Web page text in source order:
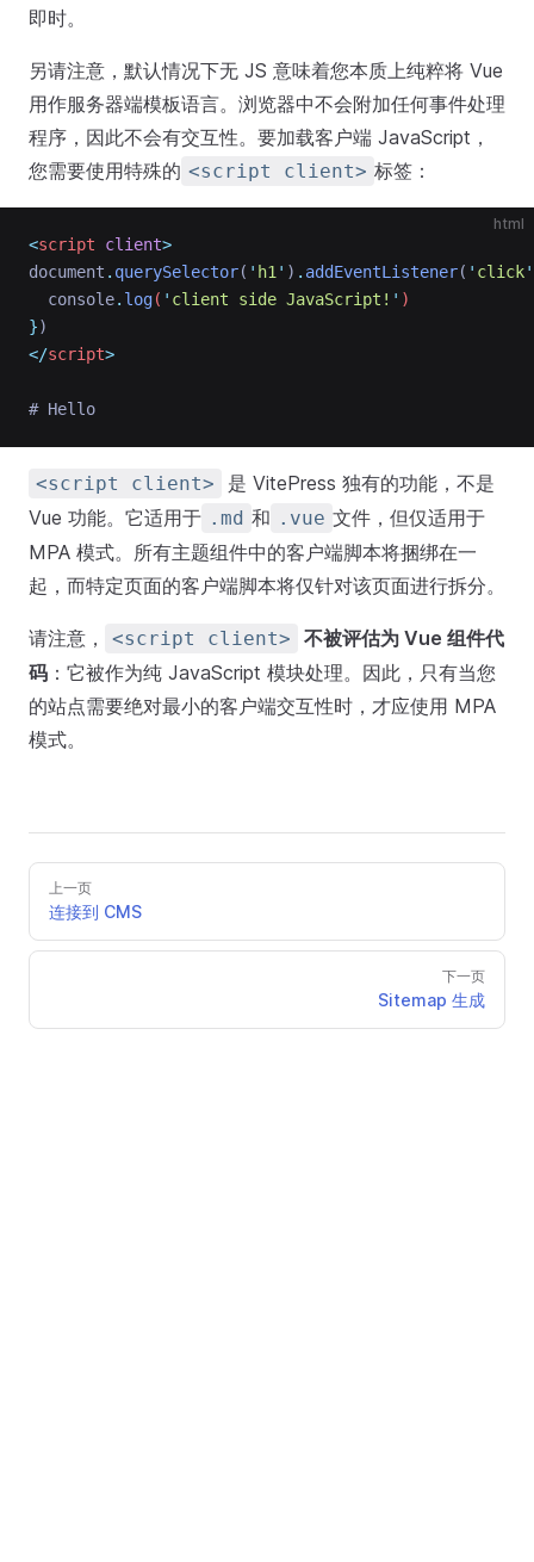
即时。
另请注意，默认情况下无 JS 意味着您本质上纯粹将 Vue
用作服务器端模板语言。浏览器中不会附加任何事件处理
程序，因此不会有交互性。要加载客户端 JavaScript，
您需要使用特殊的 <script client> 标签：
html
<script client>
document . querySelector( ' h1 ' ) . addEventListener( ' click'
console. log( ' client side JavaScript! ' )
})
</script>
# Hello
<script client>
是 VitePress 独有的功能，不是
Vue 功能。它适用于 .md 和 .vue 文件，但仅适用于
MPA 模式。所有主题组件中的客户端脚本将捆绑在一
起，而特定页面的客户端脚本将仅针对该页面进行拆分。
请注意， <script client>
不被评估为 Vue 组件代
码 ：它被作为纯 JavaScript 模块处理。因此，只有当您
的站点需要绝对最小的客户端交互性时，才应使用 MPA
模式。
上一页
连接到 CMS
下一页
Sitemap 生成